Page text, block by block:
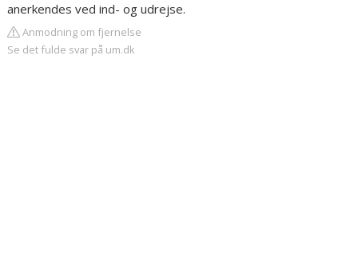
anerkendes ved ind- og udrejse.
Anmodning om fjernelse
Se det fulde svar på um.dk